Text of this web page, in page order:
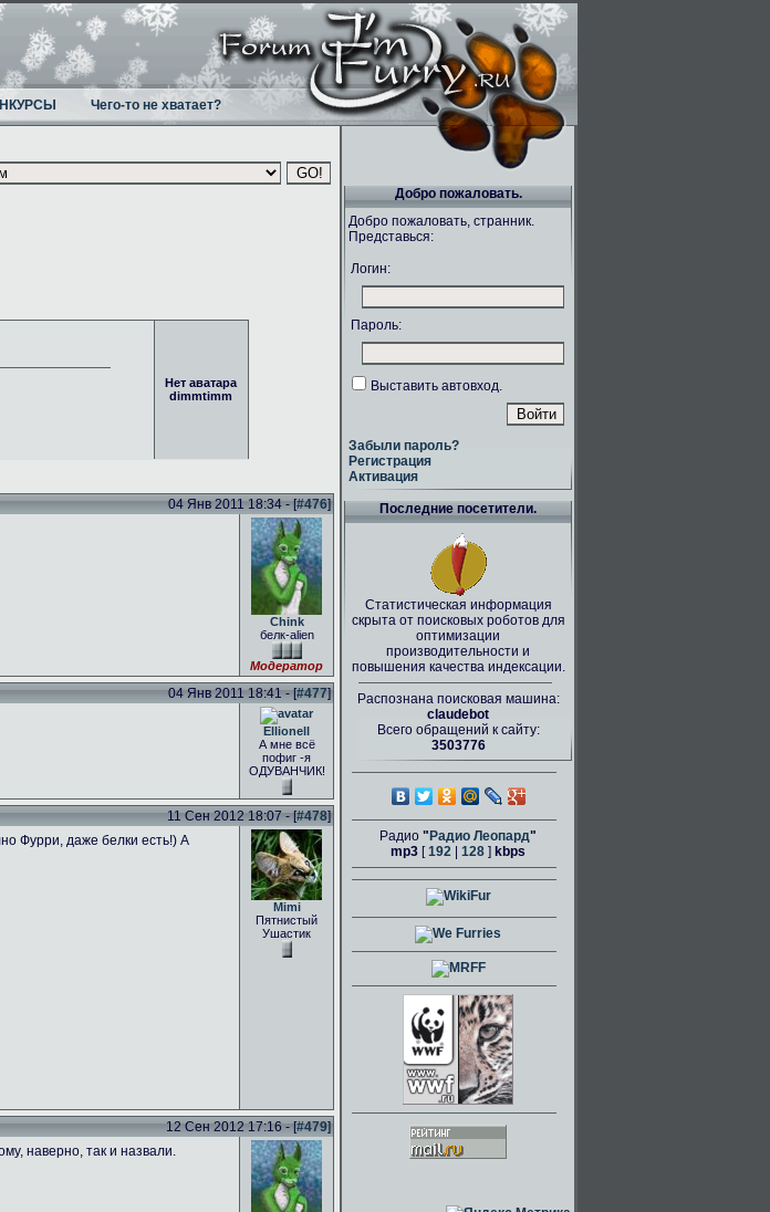
Чего-то не хватает?
Нет аватара
dimmtimm
04 Янв 2011 18:34 - [#476]
Chink
белк-alien
Модератор
04 Янв 2011 18:41 - [#477]
Ellionell
А мне всё
пофиг -я
ОДУВАНЧИК!
11 Сен 2012 18:07 - [#478]
Фурри, даже белки есть!) А
Mimi
Пятнистый
Ушастик
12 Сен 2012 17:16 - [#479]
наверно, так и назвали.
Добро пожаловать.
Добро пожаловать, странник.
Представься:
Логин:
Пароль:
Выставить автовход.
Забыли пароль?
Регистрация
Активация
Последние посетители.
Статистическая информация
скрыта от поисковых роботов для
оптимизации
производительности и
повышения качества индексации.
Распознана поисковая машина:
claudebot
Всего обращений к сайту:
3503776
Радио " Радио Леопард"
mp3 [192 128 ] kbps